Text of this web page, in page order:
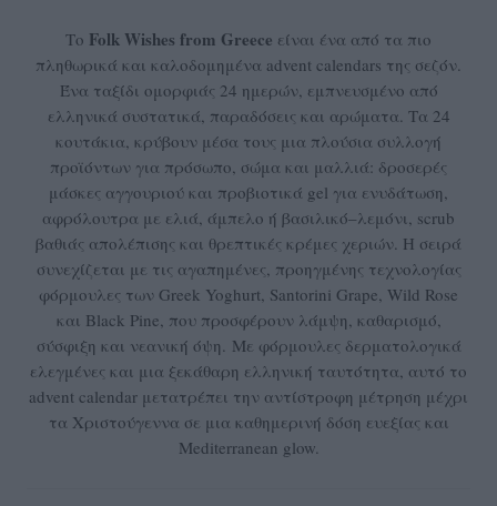
Το Folk Wishes from Greece είναι ένα από τα πιο
πληθωρικά και καλοδομημένα advent calendars της σεζόν.
Ένα ταξίδι ομορφιάς 24 ημερών, εμπνευσμένο από
ελληνικά συστατικά, παραδόσεις και αρώματα. Τα 24
κουτάκια, κρύβουν μέσα τους μια πλούσια συλλογή
προϊόντων για πρόσωπο, σώμα και μαλλιά: δροσερές
μάσκες αγγουριού και προβιοτικά gel για ενυδάτωση,
αφρόλουτρα με ελιά, άμπελο ή βασιλικό–λεμόνι, scrub
βαθιάς απολέπισης και θρεπτικές κρέμες χεριών. Η σειρά
συνεχίζεται με τις αγαπημένες, προηγμένης τεχνολογίας
φόρμουλες των Greek Yoghurt, Santorini Grape, Wild Rose
και Black Pine, που προσφέρουν λάμψη, καθαρισμό,
σύσφιξη και νεανική όψη. Με φόρμουλες δερματολογικά
ελεγμένες και μια ξεκάθαρη ελληνική ταυτότητα, αυτό το
advent calendar μετατρέπει την αντίστροφη μέτρηση μέχρι
τα Χριστούγεννα σε μια καθημερινή δόση ευεξίας και
Mediterranean glow.